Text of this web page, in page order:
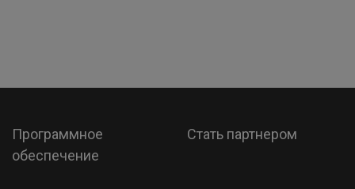
Программное
обеспечение
Стать партнером